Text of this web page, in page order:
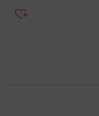
heart_plus